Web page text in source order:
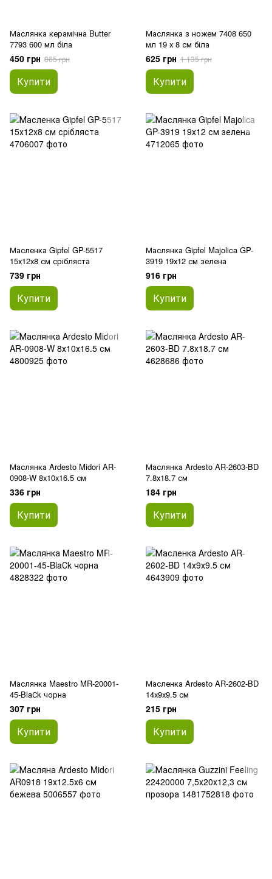
Маслянка керамічна Butter
7793 600 мл біла
450 грн 865 грн
Купити
Маслянка з ножем 7408 650
мл 19 х 8 см біла
625 грн 1 135 грн
Купити
Масленка Gipfel GP-5517
15х12х8 см срібляста
739 грн
Купити
Маслянка Gipfel Majolica GP-
3919 19х12 см зелена
916 грн
Купити
Маслянка Ardesto Midori AR-
0908-W 8х10х16.5 см
336 грн
Купити
Маслянка Ardesto AR-2603-BD
7.8х18.7 см
184 грн
Купити
Маслянка Maestro MR-20001-
45-BlaСk чорна
307 грн
Купити
Масленка Ardesto AR-2602-BD
14х9х9.5 см
215 грн
Купити